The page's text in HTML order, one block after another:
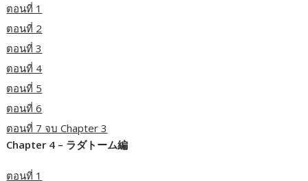
ตอนที่ 1
ตอนที่ 2
ตอนที่ 3
ตอนที่ 4
ตอนที่ 5
ตอนที่ 6
ตอนที่ 7 จบ Chapter 3
Chapter 4 – ラダトーム編
ตอนที่ 1